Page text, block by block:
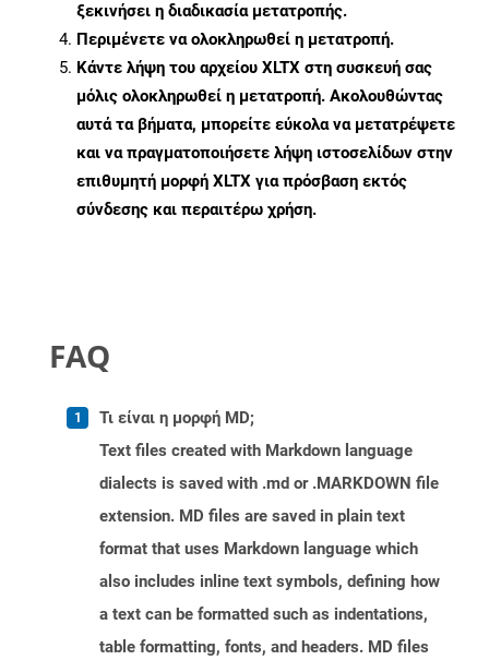
ξεκινήσει η διαδικασία μετατροπής.
Περιμένετε να ολοκληρωθεί η μετατροπή.
Κάντε λήψη του αρχείου XLTX στη συσκευή σας
μόλις ολοκληρωθεί η μετατροπή. Ακολουθώντας
αυτά τα βήματα, μπορείτε εύκολα να μετατρέψετε
και να πραγματοποιήσετε λήψη ιστοσελίδων στην
επιθυμητή μορφή XLTX για πρόσβαση εκτός
σύνδεσης και περαιτέρω χρήση.
FAQ
Τι είναι η μορφή MD;
Text files created with Markdown language
dialects is saved with .md or .MARKDOWN file
extension. MD files are saved in plain text
format that uses Markdown language which
also includes inline text symbols, defining how
a text can be formatted such as indentations,
table formatting, fonts, and headers. MD files